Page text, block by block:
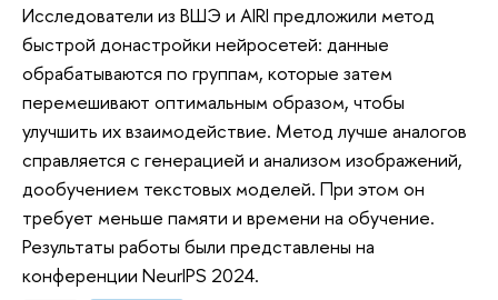
Исследователи из ВШЭ и AIRI предложили метод
быстрой донастройки нейросетей: данные
обрабатываются по группам, которые затем
перемешивают оптимальным образом, чтобы
улучшить их взаимодействие. Метод лучше аналогов
справляется с генерацией и анализом изображений,
дообучением текстовых моделей. При этом он
требует меньше памяти и времени на обучение.
Результаты работы были представлены на
конференции NeurIPS 2024.